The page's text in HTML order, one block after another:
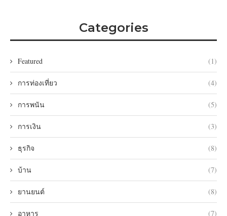
Categories
Featured (1)
การท่องเที่ยว (4)
การพนัน (5)
การเงิน (3)
ธุรกิจ (8)
บ้าน (7)
ยานยนต์ (8)
อาหาร (7)